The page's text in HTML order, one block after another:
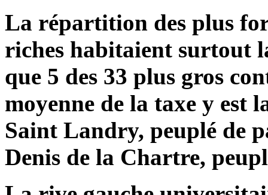
La répartition des plus
riches habitaient surtout
que 5 des 33 plus gros
moyenne de la taxe y est
Saint Landry, peuplé de
Denis de la Chartre,